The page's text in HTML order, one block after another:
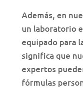
Además, en
un laboratorio
equipado para
significa que
expertos
fórmulas